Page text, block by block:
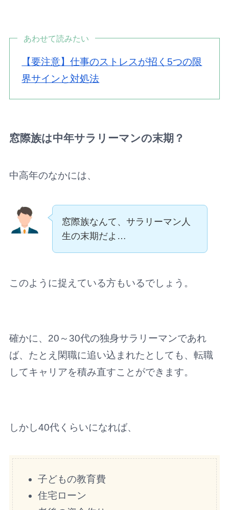
あわせて読みたい
【要注意】仕事のストレスが招く5つの限
界サインと対処法
窓際族は中年サラリーマンの末期？
中高年のなかには、
窓際族なんて、サラリーマン人
生の末期だよ…
このように捉えている方もいるでしょう。
確かに、20～30代の独身サラリーマンであれ
ば、たとえ閑職に追い込まれたとしても、転職
してキャリアを積み直すことができます。
しかし40代くらいになれば、
子どもの教育費
住宅ローン